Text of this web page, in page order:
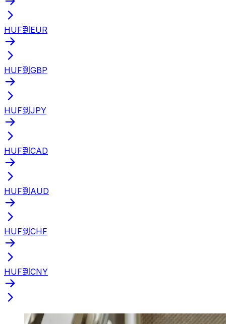
HUF到EUR
HUF到GBP
HUF到JPY
HUF到CAD
HUF到AUD
HUF到CHF
HUF到CNY